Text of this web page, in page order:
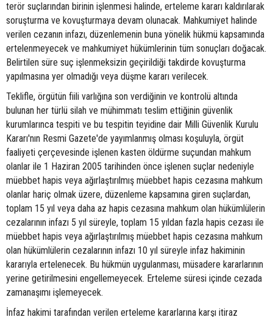
terör suçlarından birinin işlenmesi halinde, erteleme kararı kaldırılarak
soruşturma ve kovuşturmaya devam olunacak. Mahkumiyet halinde
verilen cezanın infazı, düzenlemenin buna yönelik hükmü kapsamında
ertelenmeyecek ve mahkumiyet hükümlerinin tüm sonuçları doğacak.
Belirtilen süre suç işlenmeksizin geçirildiği takdirde kovuşturma
yapılmasına yer olmadığı veya düşme kararı verilecek.
Teklifle, örgütün fiili varlığına son verdiğinin ve kontrolü altında
bulunan her türlü silah ve mühimmatı teslim ettiğinin güvenlik
kurumlarınca tespiti ve bu tespitin teyidine dair Milli Güvenlik Kurulu
Kararı'nın Resmi Gazete'de yayımlanmış olması koşuluyla, örgüt
faaliyeti çerçevesinde işlenen kasten öldürme suçundan mahkum
olanlar ile 1 Haziran 2005 tarihinden önce işlenen suçlar nedeniyle
müebbet hapis veya ağırlaştırılmış müebbet hapis cezasına mahkum
olanlar hariç olmak üzere, düzenleme kapsamına giren suçlardan,
toplam 15 yıl veya daha az hapis cezasına mahkum olan hükümlülerin
cezalarının infazı 5 yıl süreyle, toplam 15 yıldan fazla hapis cezası ile
müebbet hapis veya ağırlaştırılmış müebbet hapis cezasına mahkum
olan hükümlülerin cezalarının infazı 10 yıl süreyle infaz hakiminin
kararıyla ertelenecek. Bu hükmün uygulanması, müsadere kararlarının
yerine getirilmesini engellemeyecek. Erteleme süresi içinde cezada
zamanaşımı işlemeyecek.
İnfaz hakimi tarafından verilen erteleme kararlarına karşı itiraz